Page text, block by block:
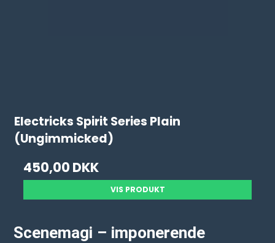
Electricks Spirit Series Plain
(Ungimmicked)
450,00 DKK
VIS PRODUKT
Scenemagi – imponerende